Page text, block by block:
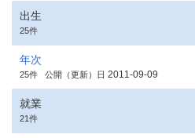
出生
25件
年次
25件 公開（更新）日 2011-09-09
就業
21件